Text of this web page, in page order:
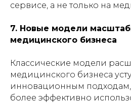
сервисе, а не только на
7. Новые модели
медицинского бизнеса
Классические модели
медицинского бизнеса
инновационным
более эффективно